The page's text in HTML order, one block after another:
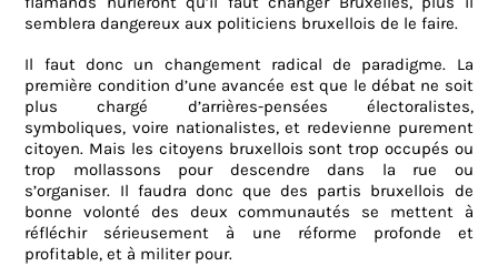
semblera dangereux aux politiciens bruxellois de le faire.
Il faut donc un changement radical de paradigme. La
première condition d’une avancée est que le débat ne soit
plus chargé d’arrières-pensées électoralistes,
symboliques, voire nationalistes, et redevienne purement
citoyen. Mais les citoyens bruxellois sont trop occupés ou
trop mollassons pour descendre dans la rue ou
s’organiser. Il faudra donc que des partis bruxellois de
bonne volonté des deux communautés se mettent à
réfléchir sérieusement à une réforme profonde et
profitable, et à militer pour.